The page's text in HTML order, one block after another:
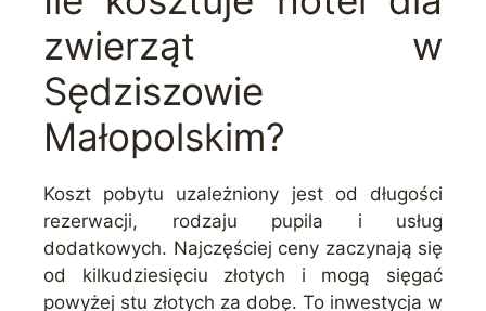
zwierząt w
Sędziszowie
Małopolskim?
Koszt pobytu uzależniony jest od długości
rezerwacji, rodzaju pupila i usług
dodatkowych. Najczęściej ceny zaczynają się
od kilkudziesięciu złotych i mogą sięgać
powyżej stu złotych za dobę. To inwestycja w